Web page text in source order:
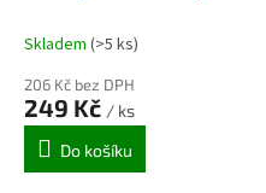
Skladem (>5 ks)
206 Kč bez DPH
249 Kč / ks
Do košíku